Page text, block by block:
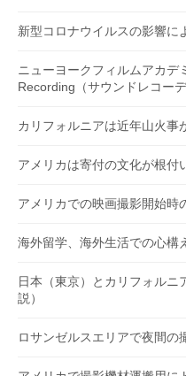
新型コロナウイルスの影響
ニューヨークフィルムアカ
Recording（サウンドレコーデ
カリフォルニアは近年山火事
アメリカは寄付の文化が根付
アメリカでの映画撮影開始
海外留学、海外生活での心構え
日本（東京）とカリフォルニ
説）
ロサンゼルスエリアで夜間の